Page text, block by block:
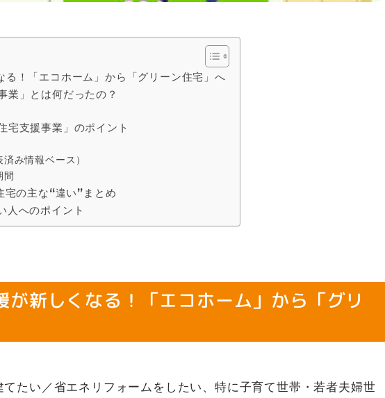
る！「エコホーム」から「グリーン住宅」へ
業」とは何だったの？
宅支援事業」のポイント
み情報ベース）
間
の主な“違い”まとめ
人へのポイント
が新しくなる！「エコホーム」から「グリ
たい／省エネリフォームをしたい、特に子育て世帯・若者夫婦世